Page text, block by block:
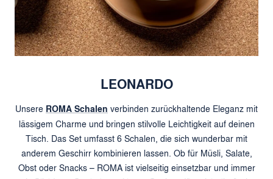
LEONARDO
Unsere ROMA Schalen verbinden zurückhaltende Eleganz mit
lässigem Charme und bringen stilvolle Leichtigkeit auf deinen
Tisch. Das Set umfasst 6 Schalen, die sich wunderbar mit
anderem Geschirr kombinieren lassen. Ob für Müsli, Salate,
Obst oder Snacks – ROMA ist vielseitig einsetzbar und immer